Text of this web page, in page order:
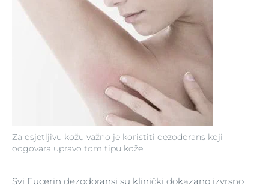
Za osjetljivu kožu važno je koristiti dezodorans koji
odgovara upravo tom tipu kože.
Svi Eucerin dezodoransi su klinički dokazano izvrsno